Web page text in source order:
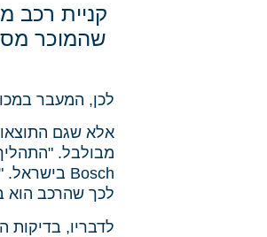
קניית רכב
שהמוכר
לכן, המעבר
אלא שגם
מבולבל.
Bosch בישראל. "באירופה ובארה"ב אתה מקבל תיעוד מחברת הביטוח על היעדר תביעות, והיסטוריית
לכך שהרכב הוא